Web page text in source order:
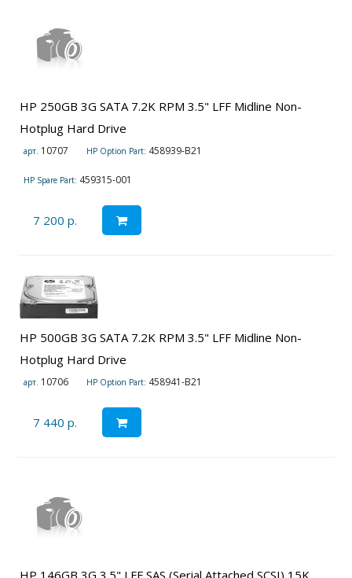
HP 250GB 3G SATA 7.2K RPM 3.5" LFF Midline Non-
Hotplug Hard Drive
арт. 10707 HP Option Part: 458939-B21
HP Spare Part: 459315-001
7 200 р.
HP 500GB 3G SATA 7.2K RPM 3.5" LFF Midline Non-
Hotplug Hard Drive
арт. 10706 HP Option Part: 458941-B21
7 440 р.